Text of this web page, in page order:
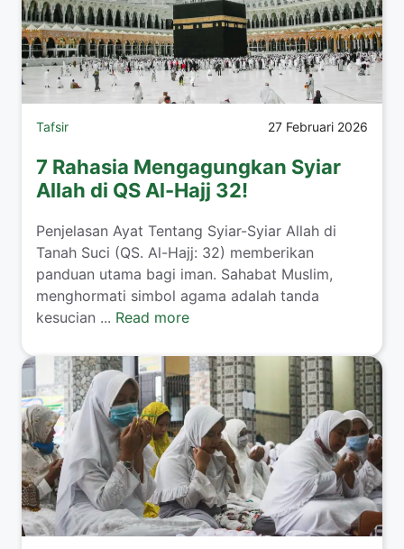
Tafsir 27 Februari 2026
7 Rahasia Mengagungkan Syiar
Allah di QS Al-Hajj 32!
Penjelasan Ayat Tentang Syiar-Syiar Allah di
Tanah Suci (QS. Al-Hajj: 32) memberikan
panduan utama bagi iman. Sahabat Muslim,
menghormati simbol agama adalah tanda
kesucian ... Read more